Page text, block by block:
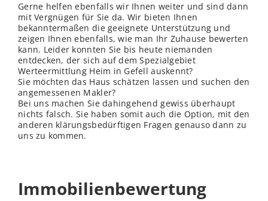
Gerne helfen ebenfalls wir Ihnen weiter und sind dann
mit Vergnügen für Sie da. Wir bieten Ihnen
bekanntermaßen die geeignete Unterstützung und
zeigen Ihnen ebenfalls, wie man Ihr Zuhause bewerten
kann. Leider konnten Sie bis heute niemanden
entdecken, der sich auf dem Spezialgebiet
Werteermittlung Heim in Gefell auskennt?
Sie möchten das Haus schätzen lassen und suchen den
angemessenen Makler?
Bei uns machen Sie dahingehend gewiss überhaupt
nichts falsch. Sie haben somit auch die Option, mit den
anderen klärungsbedürftigen Fragen genauso dann zu
uns zu kommen.
Immobilienbewertung